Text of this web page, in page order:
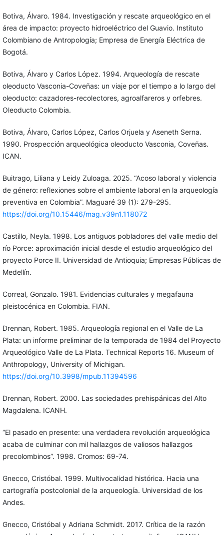
Botiva, Álvaro. 1984. Investigación y rescate arqueológico en el
área de impacto: proyecto hidroeléctrico del Guavio. Instituto
Colombiano de Antropología; Empresa de Energía Eléctrica de
Bogotá.
Botiva, Álvaro y Carlos López. 1994. Arqueología de rescate
oleoducto Vasconia-Coveñas: un viaje por el tiempo a lo largo del
oleoducto: cazadores-recolectores, agroalfareros y orfebres.
Oleoducto Colombia.
Botiva, Álvaro, Carlos López, Carlos Orjuela y Aseneth Serna.
1990. Prospección arqueológica oleoducto Vasconia, Coveñas.
ICAN.
Buitrago, Liliana y Leidy Zuloaga. 2025. “Acoso laboral y violencia
de género: reflexiones sobre el ambiente laboral en la arqueología
preventiva en Colombia”. Maguaré 39 (1): 279-295.
https://doi.org/10.15446/mag.v39n1.118072
Castillo, Neyla. 1998. Los antiguos pobladores del valle medio del
río Porce: aproximación inicial desde el estudio arqueológico del
proyecto Porce II. Universidad de Antioquia; Empresas Públicas de
Medellín.
Correal, Gonzalo. 1981. Evidencias culturales y megafauna
pleistocénica en Colombia. FIAN.
Drennan, Robert. 1985. Arqueología regional en el Valle de La
Plata: un informe preliminar de la temporada de 1984 del Proyecto
Arqueológico Valle de La Plata. Technical Reports 16. Museum of
Anthropology, University of Michigan.
https://doi.org/10.3998/mpub.11394596
Drennan, Robert. 2000. Las sociedades prehispánicas del Alto
Magdalena. ICANH.
“El pasado en presente: una verdadera revolución arqueológica
acaba de culminar con mil hallazgos de valiosos hallazgos
precolombinos”. 1998. Cromos: 69-74.
Gnecco, Cristóbal. 1999. Multivocalidad histórica. Hacia una
cartografía postcolonial de la arqueología. Universidad de los
Andes.
Gnecco, Cristóbal y Adriana Schmidt. 2017. Crítica de la razón